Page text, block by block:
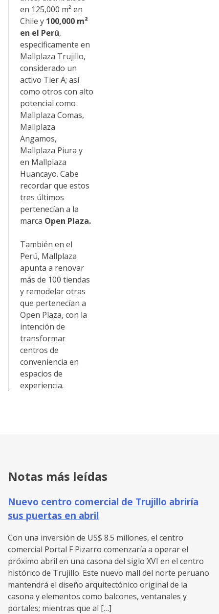
en 125,000 m² en
Chile y 100,000 m²
en el Perú,
específicamente en
Mallplaza Trujillo,
considerado un
activo Tier A; así
como otros con alto
potencial como
Mallplaza Comas,
Mallplaza
Angamos,
Mallplaza Piura y
en Mallplaza
Huancayo. Cabe
recordar que estos
tres últimos
pertenecían a la
marca Open Plaza.
También en el
Perú, Mallplaza
apunta a renovar
más de 100 tiendas
y remodelar otras
que pertenecían a
Open Plaza, con la
intención de
transformar
centros de
conveniencia en
espacios de
experiencia.
Notas más leídas
Nuevo centro comercial de Trujillo abriría
sus puertas en abril
Con una inversión de US$ 8.5 millones, el centro
comercial Portal F Pizarro comenzaría a operar el
próximo abril en una casona del siglo XVI en el centro
histórico de Trujillo. Este nuevo mall del norte peruano
mantendrá el diseño arquitectónico original de la
casona y elementos como balcones, ventanales y
portales; mientras que al […]